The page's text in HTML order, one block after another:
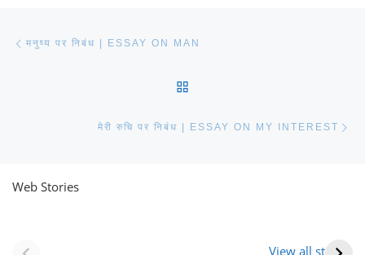
मनुष्य पर निबंध | ESSAY ON MAN
मेरी रुचि पर निबंध | ESSAY ON MY INTEREST
Web Stories
View all stories
(राजस्थान) |
आभूषण (women’s